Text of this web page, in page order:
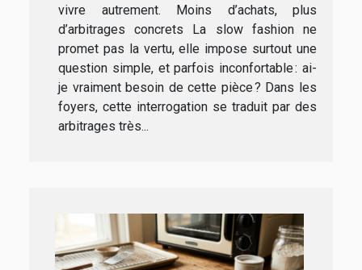
vivre autrement. Moins d’achats, plus
d’arbitrages concrets La slow fashion ne
promet pas la vertu, elle impose surtout une
question simple, et parfois inconfortable : ai-
je vraiment besoin de cette pièce ? Dans les
foyers, cette interrogation se traduit par des
arbitrages très...